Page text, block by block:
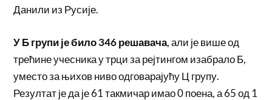
Данили из Русије.
У Б групи је било 346 решавача, али је више од
трећине учесника у трци за рејтингом изабрало Б,
уместо за њихов ниво одговарајућу Ц групу.
Резултат је да је 61 такмичар имао 0 поена, а 65 од 1